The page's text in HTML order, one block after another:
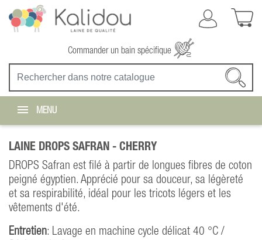
Commander un bain spécifique
MENU
LAINE DROPS SAFRAN - CHERRY
DROPS Safran est filé à partir de longues fibres de coton
peigné égyptien. Apprécié pour sa douceur, sa légèreté
et sa respirabilité, idéal pour les tricots légers et les
vêtements d'été.
Entretien: Lavage en machine cycle délicat 40 °C /